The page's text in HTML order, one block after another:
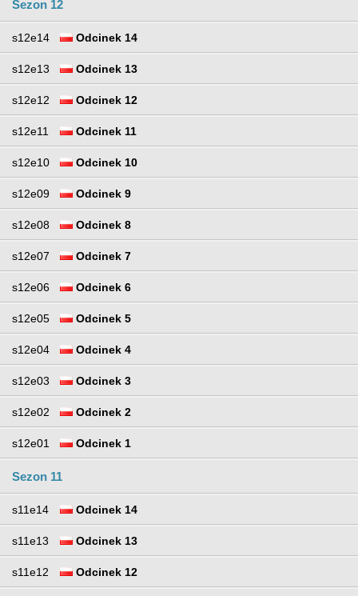
Sezon 12
s12e14 Odcinek 14
s12e13 Odcinek 13
s12e12 Odcinek 12
s12e11 Odcinek 11
s12e10 Odcinek 10
s12e09 Odcinek 9
s12e08 Odcinek 8
s12e07 Odcinek 7
s12e06 Odcinek 6
s12e05 Odcinek 5
s12e04 Odcinek 4
s12e03 Odcinek 3
s12e02 Odcinek 2
s12e01 Odcinek 1
Sezon 11
s11e14 Odcinek 14
s11e13 Odcinek 13
s11e12 Odcinek 12